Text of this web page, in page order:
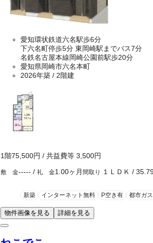
愛知環状鉄道六名駅歩6分
下六名町停歩5分 東岡崎駅までバス7分
名鉄名古屋本線岡崎公園前駅歩20分
愛知県岡崎市六名本町
2026年築 / 2階建
1階75,500円 / 共益費等 3,500円
敷 金----- / 礼 金1.00ヶ月 間取り １ＬＤＫ /
新築 インターネット無料 P空き有 都市ガス
物件画像を見る 詳細を見る